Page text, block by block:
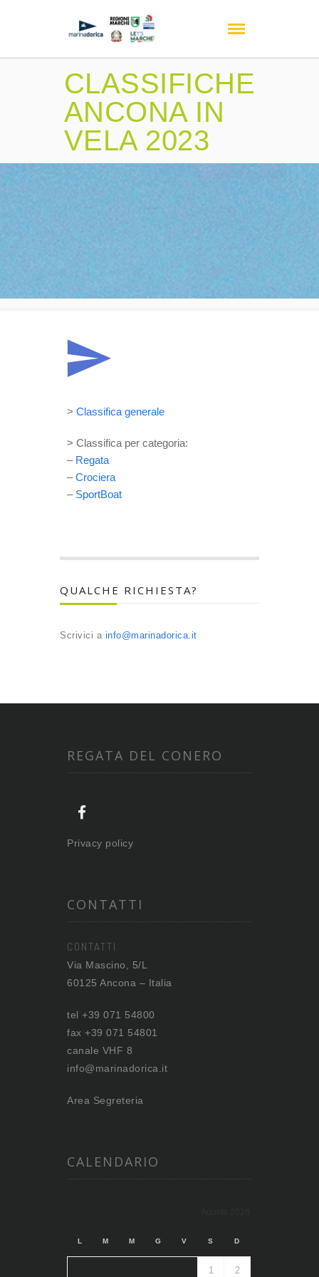
CLASSIFICHE
ANCONA IN
VELA 2023
> Classifica generale
> Classifica per categoria:
– Regata
–Crociera
– SportBoat
QUALCHE RICHIESTA?
Scrivici a info@marinadorica.it
REGATA DEL CONERO
Privacy policy
CONTATTI
CONTATTI
Via Mascino, 5/L
60125 Ancona – Italia
tel +39 071 54800
fax +39 071 54801
canale VHF 8
info@marinadorica.it
Area Segreteria
CALENDARIO
L M M G V S D
1 2